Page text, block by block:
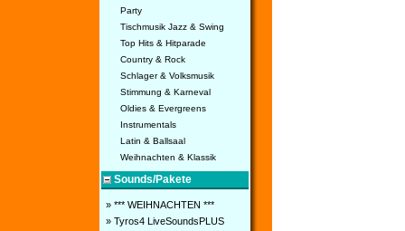
Party
Tischmusik Jazz & Swing
Top Hits & Hitparade
Country & Rock
Schlager & Volksmusik
Stimmung & Karneval
Oldies & Evergreens
Instrumentals
Latin & Ballsaal
Weihnachten & Klassik
Sounds/Pakete
» *** WEIHNACHTEN ***
» Tyros4 LiveSoundsPLUS